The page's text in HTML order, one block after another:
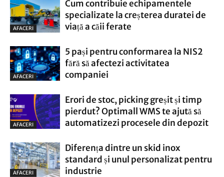
AFACERI
Cum contribuie echipamentele
specializate la creșterea duratei de
viață a căii ferate
AFACERI
5 pași pentru conformarea la NIS2
fără să afectezi activitatea
companiei
AFACERI
Erori de stoc, picking greșit și timp
pierdut? Optimall WMS te ajută să
automatizezi procesele din depozit
AFACERI
Diferența dintre un skid inox
standard și unul personalizat pentru
industrie